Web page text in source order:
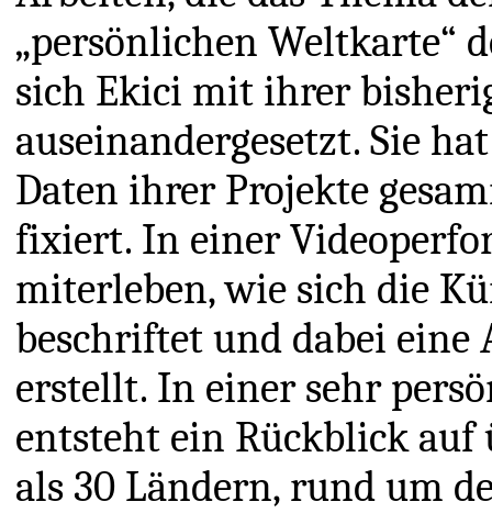
„persönlichen Weltkarte“
sich Ekici mit ihrer
auseinandergesetzt. Sie
Daten ihrer Projekte
fixiert. In einer
miterleben, wie sich die
beschriftet und dabei
erstellt. In einer sehr
entsteht ein Rückblick auf
als 30 Ländern, rund um